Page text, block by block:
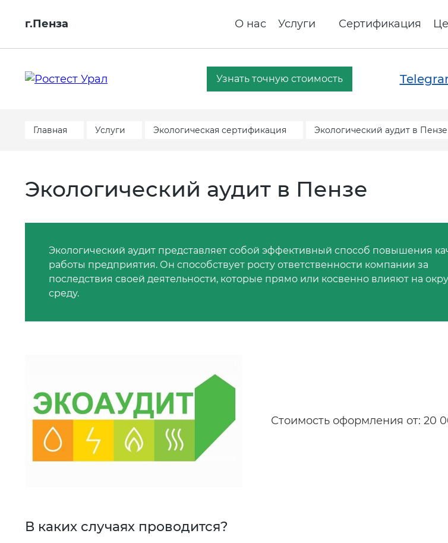
г.Пенза О нас Услуги Сертификация
Узнать точную стоимость
Главная Услуги Экологическая сертификация Экологический аудит в Пензе
Экологический аудит в Пензе
Экологический аудит представляет собой эффективный способ повышения
работы предприятия. Он способствует росту ответственности компании за
последствия своей деятельности, которые прямо или косвенно влияют на
среду.
Стоимость оформления от: 20
В каких случаях проводится?